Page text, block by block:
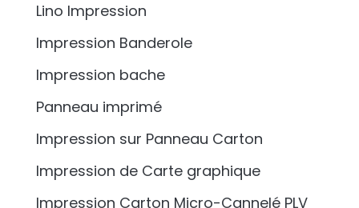
Lino Impression
Impression Banderole
Impression bache
Panneau imprimé
Impression sur Panneau Carton
Impression de Carte graphique
Impression Carton Micro-Cannelé PLV